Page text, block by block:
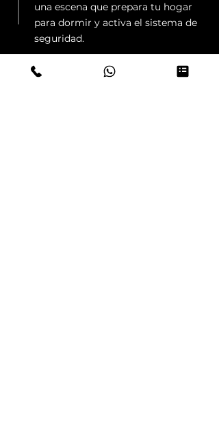
una escena que prepara tu hogar
para dormir y activa el sistema de
seguridad.